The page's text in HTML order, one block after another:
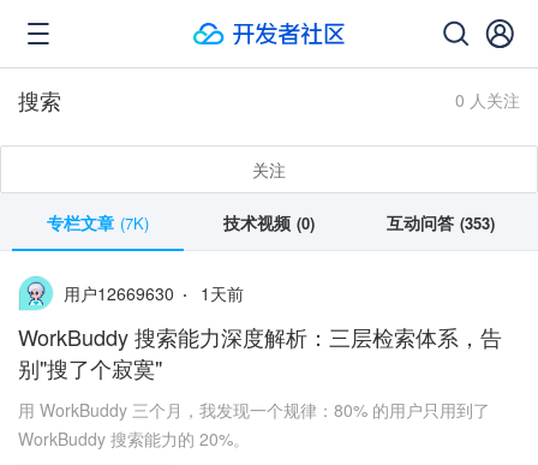
0 人关注
搜索
关注
专栏文章 (7K) 技术视频 (0) 互动问答 (353)
用户12669630 1 天前
WorkBuddy 搜索能力深度解析：三层检索体系，告
别"搜了个寂寞"
用 WorkBuddy 三个月，我发现一个规律：80% 的用户只用到了
WorkBuddy 搜索能力的 20%。